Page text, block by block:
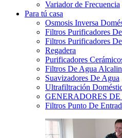
Variador de Frecuencia
Para tú casa
Osmosis Inversa
Filtros Purificadores
Filtros Purificadores
Regadera
Purificadores
Filtros De Agua
Suavizadores De Agua
Ultrafiltración
GENERADORES
Filtros Punto De